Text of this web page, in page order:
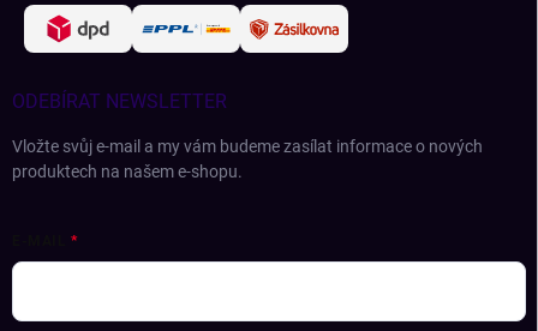
ODEBÍRAT NEWSLETTER
Vložte svůj e-mail a my vám budeme zasílat informace o nových
produktech na našem e-shopu.